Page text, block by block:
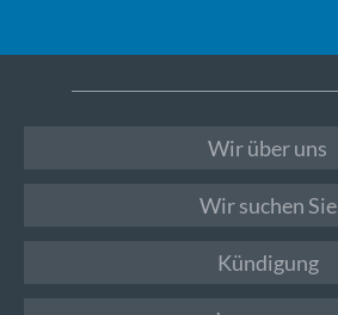
Wir über uns
Wir suchen Sie
Kündigung